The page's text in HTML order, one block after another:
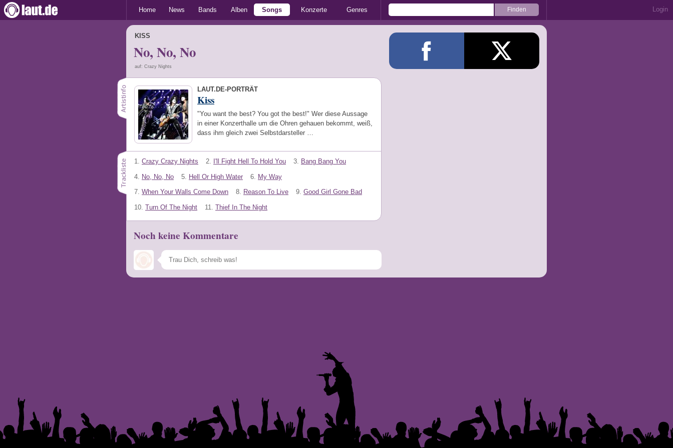
Home News Bands Alben Songs Konzerte Genres Login
KISS
No, No, No
auf: Crazy Nights
LAUT.DE-PORTRÄT
Kiss
"You want the best? You got the best!" Wer diese Aussage
in einer Konzerthalle um die Ohren gehauen bekommt, weiß,
dass ihm gleich zwei Selbstdarsteller …
1. Crazy Crazy Nights 2. I'll Fight Hell To Hold You 3. Bang Bang You
4. No, No, No 5. Hell Or High Water 6. My Way
7. When Your Walls Come Down 8. Reason To Live 9. Good Girl Gone Bad
10. Turn Of The Night 11. Thief In The Night
Noch keine Kommentare
Speichern